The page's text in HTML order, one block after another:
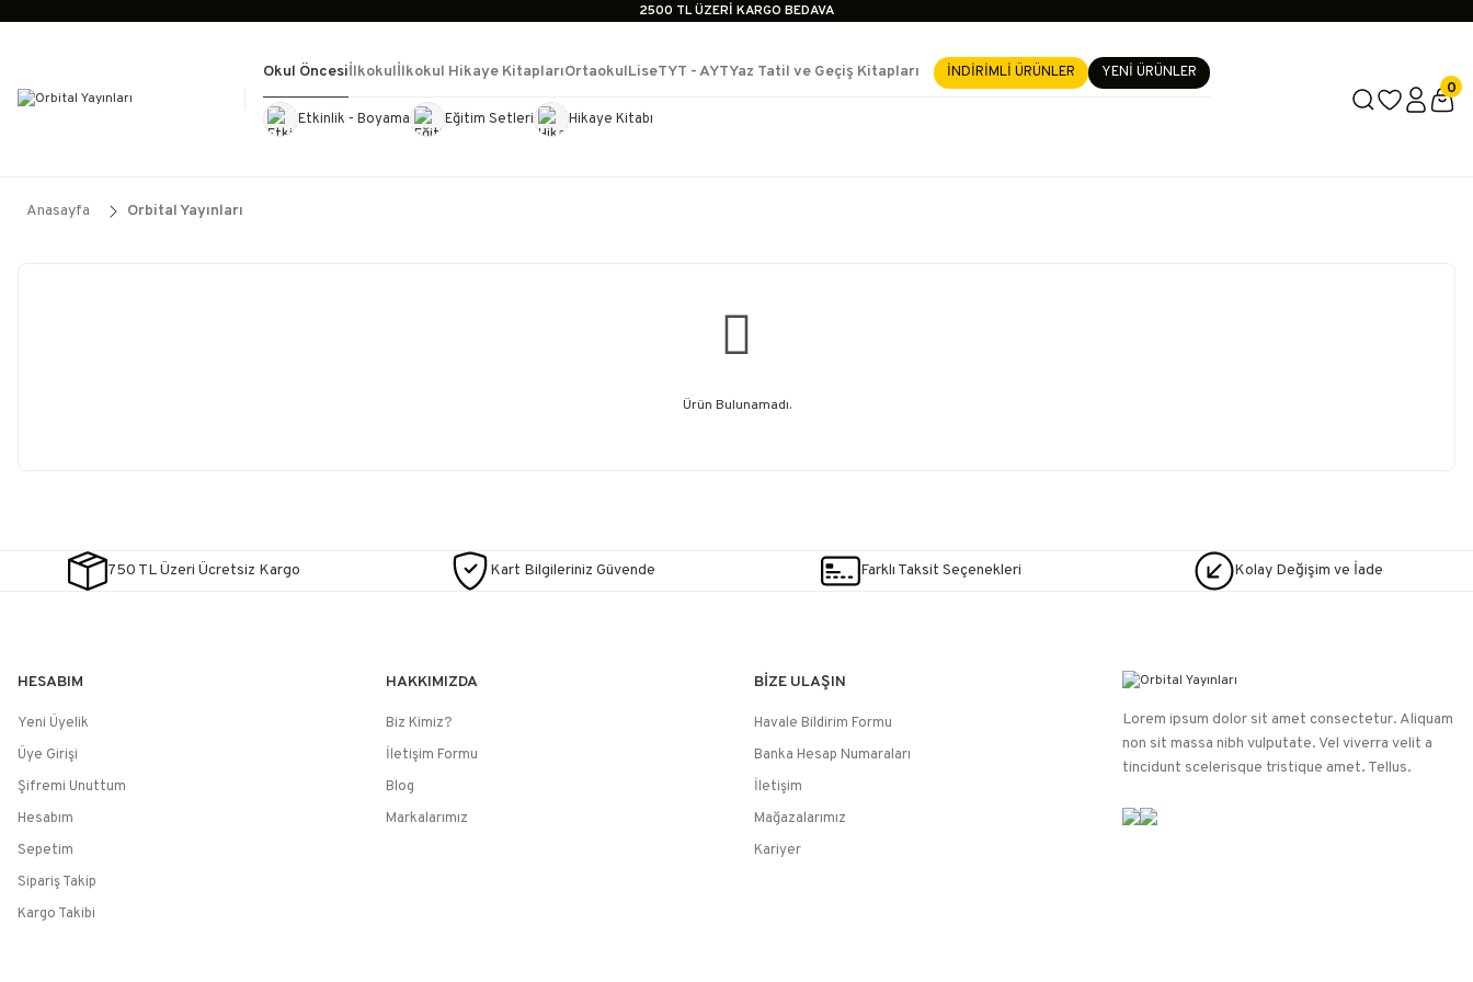
2500 TL ÜZERİ KARGO BEDAVA
İçerik #4
Okul Öncesi
Etkinlik - Boyama Eğitim Setleri Hikaye Kitabı
İlkokulİlkokul Hikaye KitaplarıOrtaokulLiseTYT - AYTYaz Tatil ve Geçiş Kitapları
Kültür KitaplarıKırtasiye Görevde Yükselme- Uzmanlık
İNDİRİMLİ ÜRÜNLER YENİ ÜRÜNLER
0
Anasayfa Orbital Yayınları
Ürün Bulunamadı.
750 TL Üzeri Ücretsiz Kargo Kart Bilgileriniz Güvende Farklı Taksit Seçenekleri Kolay Değişim ve İade
HESABIM
Yeni Üyelik
Üye Girişi
Şifremi Unuttum
Hesabım
Sepetim
Sipariş Takip
Kargo Takibi
HAKKIMIZDA
Biz Kimiz?
İletişim Formu
Blog
Markalarımız
BİZE ULAŞIN
Havale Bildirim Formu
Banka Hesap Numaraları
İletişim
Mağazalarımız
Kariyer
Lorem ipsum dolor sit amet consectetur. Aliquam
non sit massa nibh vulputate. Vel viverra velit a
tincidunt scelerisque tristique amet. Tellus.